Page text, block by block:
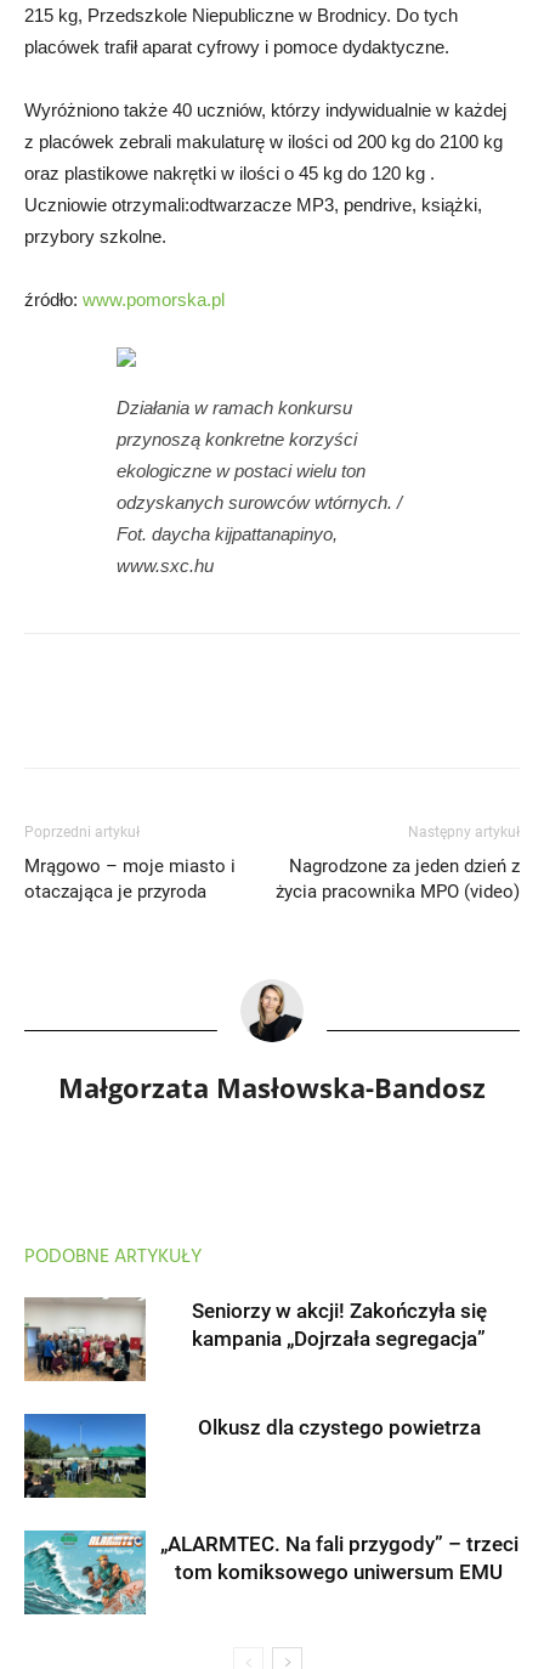
215 kg, Przedszkole Niepubliczne w Brodnicy. Do tych
placówek trafił aparat cyfrowy i pomoce dydaktyczne.
Wyróżniono także 40 uczniów, którzy indywidualnie w każdej
z placówek zebrali makulaturę w ilości od 200 kg do 2100 kg
oraz plastikowe nakrętki w ilości o 45 kg do 120 kg .
Uczniowie otrzymali:odtwarzacze MP3, pendrive, książki,
przybory szkolne.
źródło: www.pomorska.pl
Działania w ramach konkursu
przynoszą konkretne korzyści
ekologiczne w postaci wielu ton
odzyskanych surowców wtórnych. /
Fot. daycha kijpattanapinyo,
www.sxc.hu
Poprzedni artykuł
Mrągowo – moje miasto i
otaczająca je przyroda
Następny artykuł
Nagrodzone za jeden dzień z
życia pracownika MPO (video)
Małgorzata Masłowska-Bandosz
PODOBNE ARTYKUŁY
Seniorzy w akcji! Zakończyła się
kampania „Dojrzała segregacja”
Olkusz dla czystego powietrza
„ALARMTEC. Na fali przygody” – trzeci
tom komiksowego uniwersum EMU